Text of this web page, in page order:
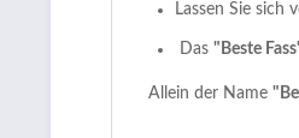
Lassen Sie sich
Das "Beste
Allein der Name